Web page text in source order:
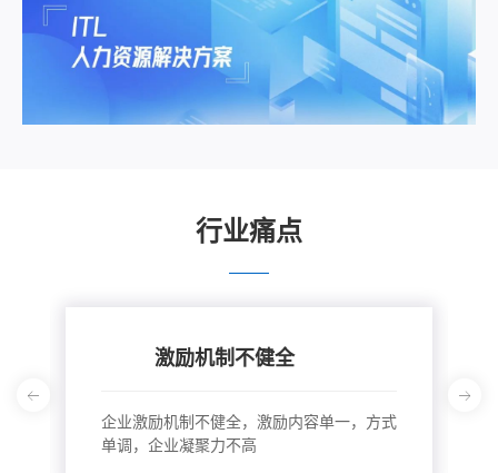
行业痛点
Previous
激励机制不健全
企业激励机制不健全，激励内容单一，方式
单调，企业凝聚力不高
Next